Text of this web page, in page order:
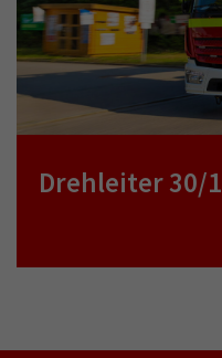
Drehleiter 30/1